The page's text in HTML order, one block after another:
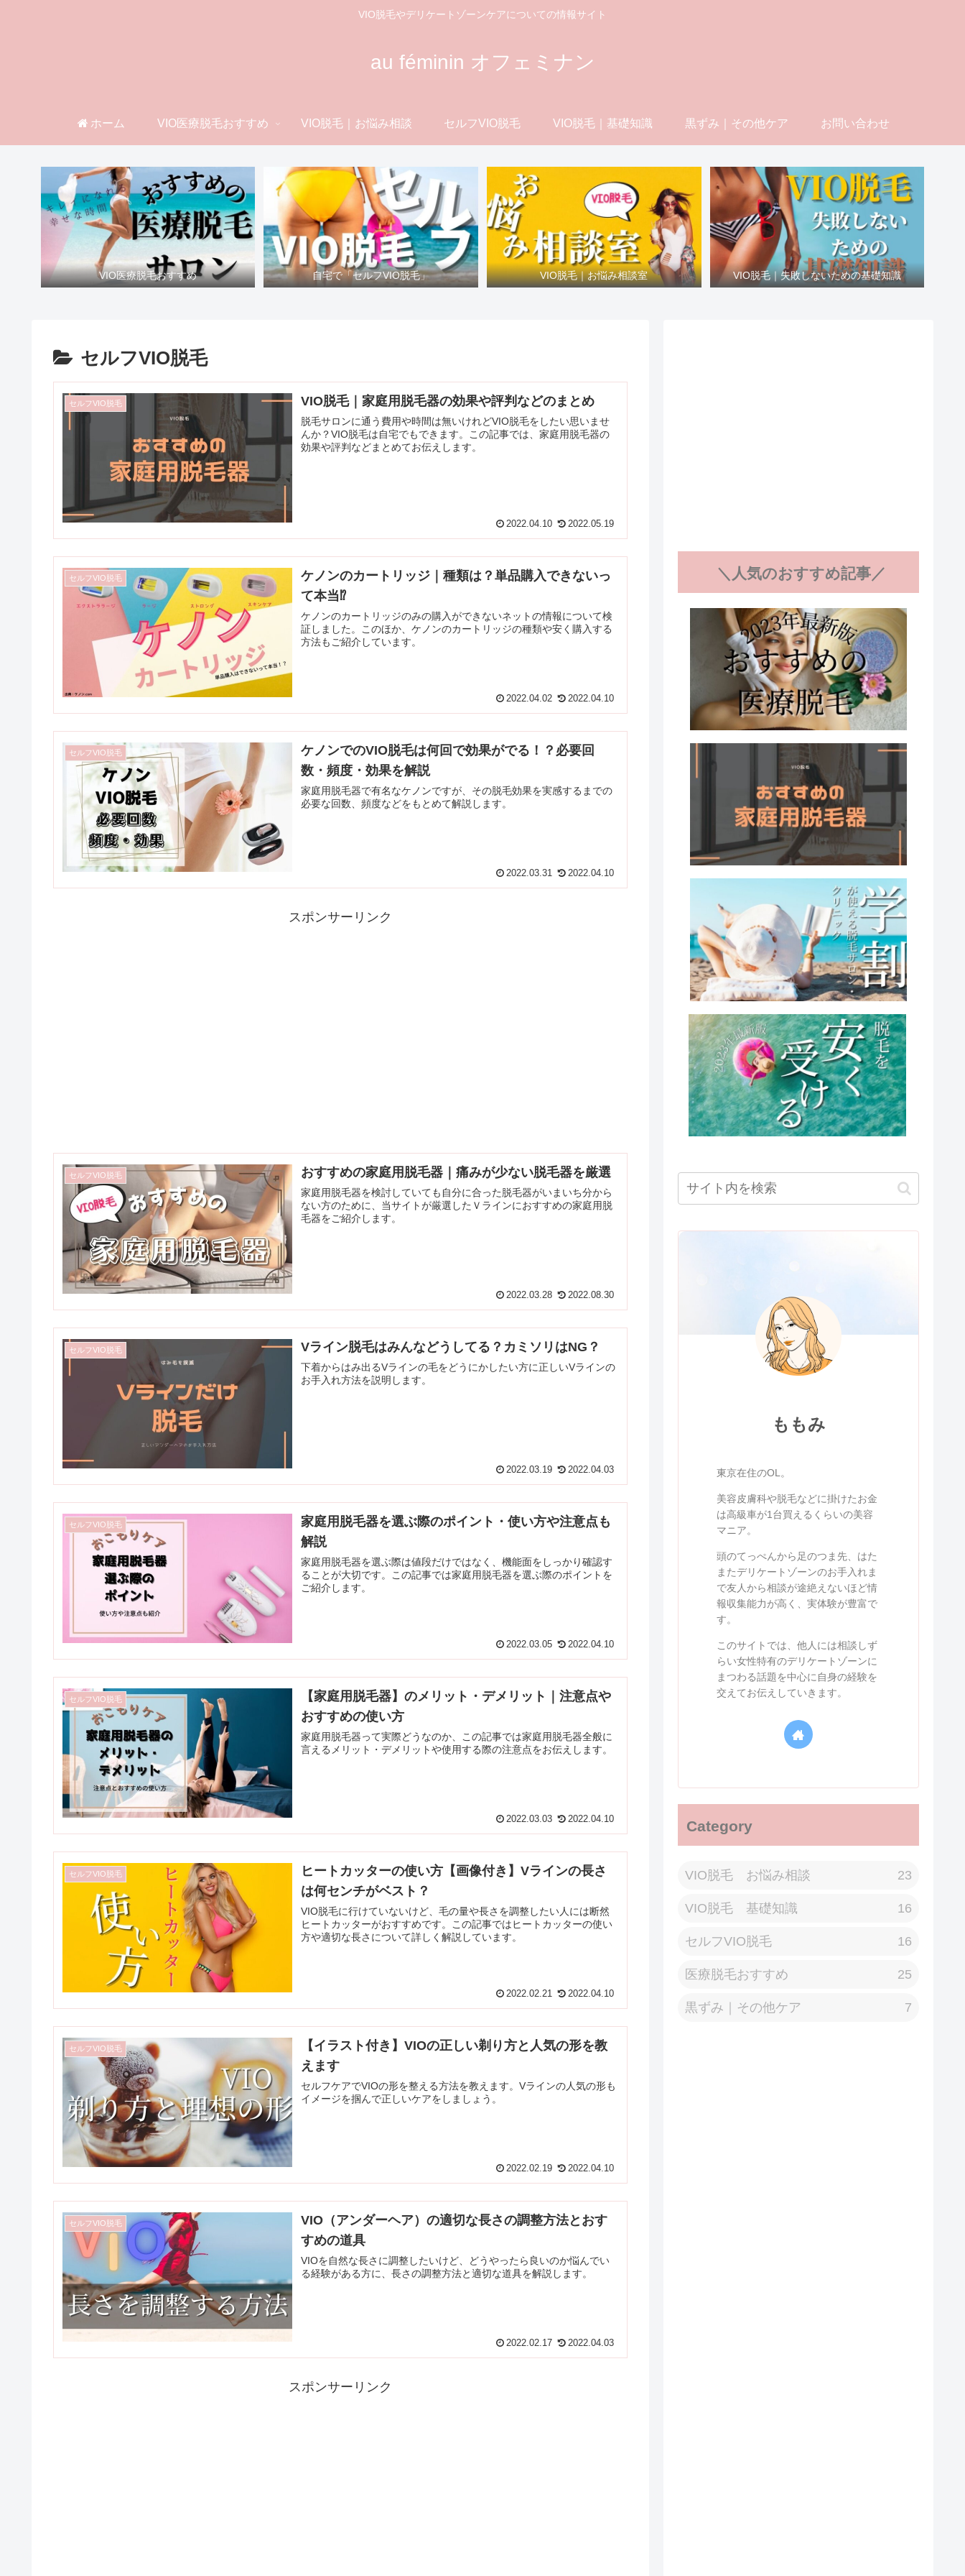
VIO脱毛やデリケートゾーンケアについての情報サイト
au féminin オフェミナン
ホーム VIO医療脱毛おすすめ VIO脱毛｜お悩み相談 セルフVIO脱毛 VIO脱毛｜基礎知識 黒ずみ｜その他ケア お問い合わせ
VIO医療脱毛おすすめ 自宅で「セルフVIO脱毛」 VIO脱毛｜お悩み相談室 VIO脱毛｜失敗しないための基礎知識
セルフVIO脱毛
セルフVIO脱毛 VIO脱毛｜家庭用脱毛器の効果や評判などのまとめ
脱毛サロンに通う費用や時間は無いけれどVIO脱毛をしたい思いませ
んか？VIO脱毛は自宅でもできます。この記事では、家庭用脱毛器の
効果や評判などまとめてお伝えします。
2022.04.10 2022.05.19
セルフVIO脱毛
ケノンのカートリッジ｜種類は？単品購入できないっ
て本当⁉
ケノンのカートリッジのみの購入ができないネットの情報について検
証しました。このほか、ケノンのカートリッジの種類や安く購入する
方法もご紹介しています。
2022.04.02 2022.04.10
セルフVIO脱毛
ケノンでのVIO脱毛は何回で効果がでる！？必要回
数・頻度・効果を解説
家庭用脱毛器で有名なケノンですが、その脱毛効果を実感するまでの
必要な回数、頻度などをもとめて解説します。
2022.03.31 2022.04.10
スポンサーリンク
セルフVIO脱毛 おすすめの家庭用脱毛器｜痛みが少ない脱毛器を厳選
家庭用脱毛器を検討していても自分に合った脱毛器がいまいち分から
ない方のために、当サイトが厳選したＶラインにおすすめの家庭用脱
毛器をご紹介します。
2022.03.28 2022.08.30
セルフVIO脱毛 Vライン脱毛はみんなどうしてる？カミソリはNG？
下着からはみ出るVラインの毛をどうにかしたい方に正しいVラインの
お手入れ方法を説明します。
2022.03.19 2022.04.03
セルフVIO脱毛
家庭用脱毛器を選ぶ際のポイント・使い方や注意点も
解説
家庭用脱毛器を選ぶ際は値段だけではなく、機能面をしっかり確認す
ることが大切です。この記事では家庭用脱毛器を選ぶ際のポイントを
ご紹介します。
2022.03.05 2022.04.10
セルフVIO脱毛
【家庭用脱毛器】のメリット・デメリット｜注意点や
おすすめの使い方
家庭用脱毛器って実際どうなのか、この記事では家庭用脱毛器全般に
言えるメリット・デメリットや使用する際の注意点をお伝えします。
2022.03.03 2022.04.10
セルフVIO脱毛
ヒートカッターの使い方【画像付き】Vラインの長さ
は何センチがベスト？
VIO脱毛に行けていないけど、毛の量や長さを調整したい人には断然
ヒートカッターがおすすめです。この記事ではヒートカッターの使い
方や適切な長さについて詳しく解説しています。
2022.02.21 2022.04.10
セルフVIO脱毛
【イラスト付き】VIOの正しい剃り方と人気の形を教
えます
セルフケアでVIOの形を整える方法を教えます。Vラインの人気の形も
イメージを掴んで正しいケアをしましょう。
2022.02.19 2022.04.10
セルフVIO脱毛
VIO（アンダーヘア）の適切な長さの調整方法とおす
すめの道具
VIOを自然な長さに調整したいけど、どうやったら良いのか悩んでい
る経験がある方に、長さの調整方法と適切な道具を解説します。
2022.02.17 2022.04.03
スポンサーリンク
＼人気のおすすめ記事／
ももみ
東京在住のOL。
美容皮膚科や脱毛などに掛けたお金
は高級車が1台買えるくらいの美容
マニア。
頭のてっぺんから足のつま先、はた
またデリケートゾーンのお手入れま
で友人から相談が途絶えないほど情
報収集能力が高く、実体験が豊富で
す。
このサイトでは、他人には相談しず
らい女性特有のデリケートゾーンに
まつわる話題を中心に自身の経験を
交えてお伝えしていきます。
Category
VIO脱毛 お悩み相談 23
VIO脱毛 基礎知識 16
セルフVIO脱毛 16
医療脱毛おすすめ 25
黒ずみ｜その他ケア 7